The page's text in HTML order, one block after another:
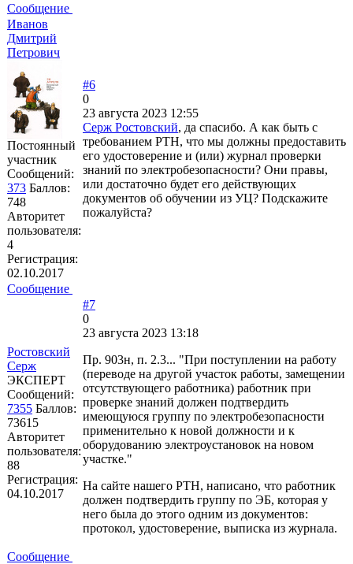
Сообщение
Иванов
Дмитрий
Петрович
Постоянный
участник
Сообщений:
373 Баллов:
748
Авторитет
пользователя:
4
Регистрация:
02.10.2017
#6
0
23 августа 2023 12:55
Серж Ростовский, да спасибо. А как быть с
требованием РТН, что мы должны предоставить
его удостоверение и (или) журнал проверки
знаний по электробезопасности? Они правы,
или достаточно будет его действующих
документов об обучении из УЦ? Подскажите
пожалуйста?
Сообщение
Ростовский
Серж
ЭКСПЕРТ
Сообщений:
7355 Баллов:
73615
Авторитет
пользователя:
88
Регистрация:
04.10.2017
#7
0
23 августа 2023 13:18
Пр. 903н, п. 2.3... "При поступлении на работу
(переводе на другой участок работы, замещении
отсутствующего работника) работник при
проверке знаний должен подтвердить
имеющуюся группу по электробезопасности
применительно к новой должности и к
оборудованию электроустановок на новом
участке."
На сайте нашего РТН, написано, что работник
должен подтвердить группу по ЭБ, которая у
него была до этого одним из документов:
протокол, удостоверение, выписка из журнала.
Сообщение